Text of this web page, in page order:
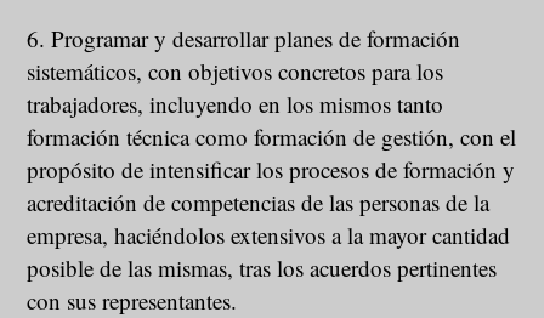
6. Programar y desarrollar planes de formación
sistemáticos, con objetivos concretos para los
trabajadores, incluyendo en los mismos tanto
formación técnica como formación de gestión, con el
propósito de intensificar los procesos de formación y
acreditación de competencias de las personas de la
empresa, haciéndolos extensivos a la mayor cantidad
posible de las mismas, tras los acuerdos pertinentes
con sus representantes.